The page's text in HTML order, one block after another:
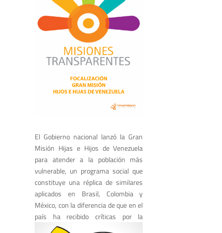
El Gobierno nacional lanzó la Gran
Misión Hijas e Hijos de Venezuela
para atender a la población más
vulnerable, un programa social que
constituye una réplica de similares
aplicados en Brasil, Colombia y
México, con la diferencia de que en el
país ha recibido críticas por la